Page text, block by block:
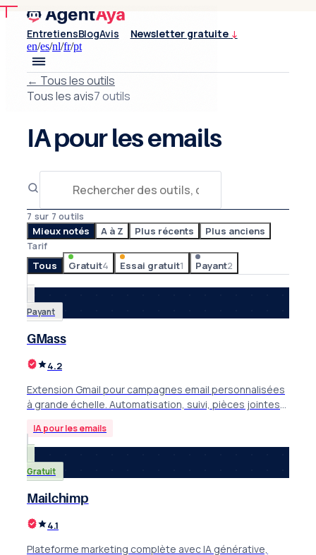
EntretiensBlogAvis Newsletter gratuite ↓
en/es/nl/fr/pt
← Tous les outils
Tous les avis7 outils
IA pour les emails
7 sur 7 outils
Mieux notés A à Z Plus récents Plus anciens
Tarif
Tous Gratuit4 Essai gratuit1 Payant2
Payant
GMass
4.2
Extension Gmail pour campagnes email personnalisées
à grande échelle. Automatisation, suivi, pièces jointes
IA pour les emails
Gratuit
Mailchimp
4.1
Plateforme marketing complète avec IA générative,